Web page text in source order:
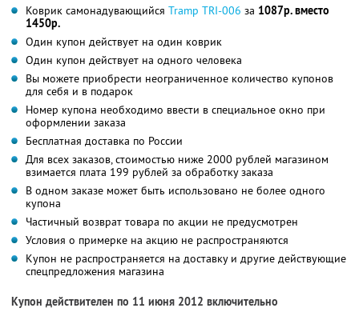
Коврик самонадувающийся Tramp TRI-006 за 1087р. вместо
1450р.
Один купон действует на один коврик
Один купон действует на одного человека
Вы можете приобрести неограниченное количество купонов
для себя и в подарок
Номер купона необходимо ввести в специальное окно при
оформлении заказа
Бесплатная доставка по России
Для всех заказов, стоимостью ниже 2000 рублей магазином
взимается плата 199 рублей за обработку заказа
В одном заказе может быть использовано не более одного
купона
Частичный возврат товара по акции не предусмотрен
Условия о примерке на акцию не распространяются
Купон не распространяется на доставку и другие действующие
спецпредложения магазина
Купон действителен по 11 июня 2012 включительно